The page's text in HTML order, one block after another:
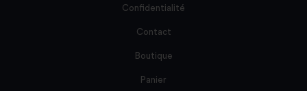
Confidentialité
Contact
Boutique
Panier